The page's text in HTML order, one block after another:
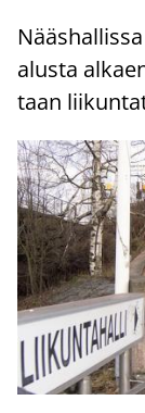
alus­ta
taan